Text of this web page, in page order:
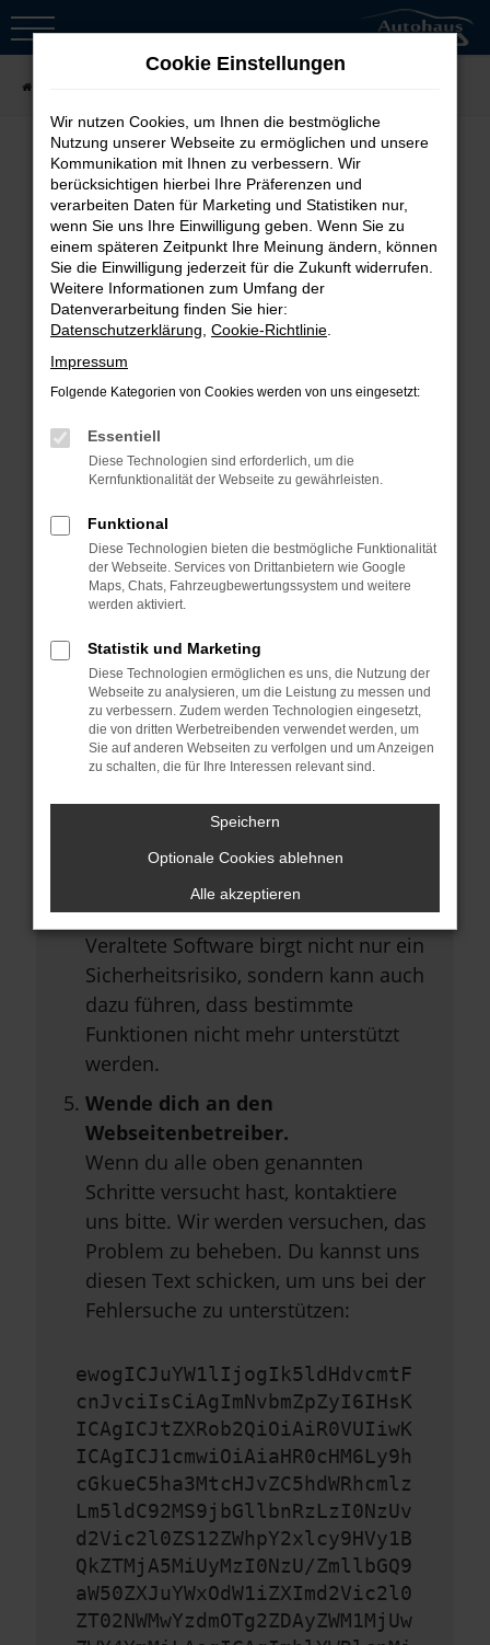
Zum
Fehler: Network Error
Beim Laden ist ein Fehler aufgetreten.
Hier sind ein paar Tipps, die dir helfen
können:
Überprüfe deine Firewall und
deine Internetverbindung.
Beispiel deine Suchmaschine?
Prüfe deine
Browsererweiterungen.
Manche Erweiterungen, wie
Werbeblocker, können das Laden
bestimmter Seiten verhindern.
anderen Browser oder in einem
privaten Fenster?
Starte dein Gerät neu.
Das kann manchmal helfen,
Stelle sicher, dass dein Browser
und dein Betriebssystem auf dem
neuesten Stand sind.
Veraltete Software birgt nicht nur ein
Sicherheitsrisiko, sondern kann auch
dazu führen, dass bestimmte
Funktionen nicht mehr unterstützt
werden.
Wende dich an den
Webseitenbetreiber.
Wenn du alle oben genannten
Schritte versucht hast, kontaktiere
uns bitte. Wir werden versuchen, das
Problem zu beheben. Du kannst uns
diesen Text schicken, um uns bei der
Fehlersuche zu unterstützen:
ewogICJuYW1lIjogIk5ldHdvcmtF
cnJvciIsCiAgImNvbmZpZyI6IHsK
ICAgICJtZXRob2QiOiAiR0VUIiwK
ICAgICJ1cmwiOiAiaHR0cHM6Ly9h
cGkueC5ha3MtcHJvZC5hdWRhcmlz
Lm5ldC92MS9jbGllbnRzLzI0NzUv
d2Vic2l0ZS12ZWhpY2xlcy9HVy1B
QkZTMjA5MiUyMzI0NzU/ZmllbGQ9
aW50ZXJuYWxOdW1iZXImd2Vic2l0
ZT02NWMwYzdmOTg2ZDAyZWM1MjUw
Cookie Einstellungen
Wir nutzen Cookies, um Ihnen die bestmögliche
Nutzung unserer Webseite zu ermöglichen und unsere
Kommunikation mit Ihnen zu verbessern. Wir
berücksichtigen hierbei Ihre Präferenzen und
verarbeiten Daten für Marketing und Statistiken nur,
wenn Sie uns Ihre Einwilligung geben. Wenn Sie zu
einem späteren Zeitpunkt Ihre Meinung ändern, können
Sie die Einwilligung jederzeit für die Zukunft widerrufen.
Weitere Informationen zum Umfang der
Datenverarbeitung finden Sie hier:
Datenschutzerklärung Cookie-Richtlinie
Impressum
Folgende Kategorien von Cookies werden von uns eingesetzt:
Essentiell
Diese Technologien sind erforderlich, um die
Kernfunktionalität der Webseite zu gewährleisten.
Funktional
Diese Technologien bieten die bestmögliche Funktionalität
der Webseite. Services von Drittanbietern wie Google
Maps, Chats, Fahrzeugbewertungssystem und weitere
werden aktiviert.
Statistik und Marketing
Diese Technologien ermöglichen es uns, die Nutzung der
Webseite zu analysieren, um die Leistung zu messen und
zu verbessern. Zudem werden Technologien eingesetzt,
die von dritten Werbetreibenden verwendet werden, um
Sie auf anderen Webseiten zu verfolgen und um Anzeigen
zu schalten, die für Ihre Interessen relevant sind.
Speichern
Optionale Cookies ablehnen
Alle akzeptieren